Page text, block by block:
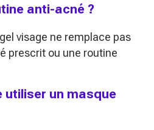
anti-acné ?
visage ne remplace pas
prescrit ou une routine
utiliser un masque